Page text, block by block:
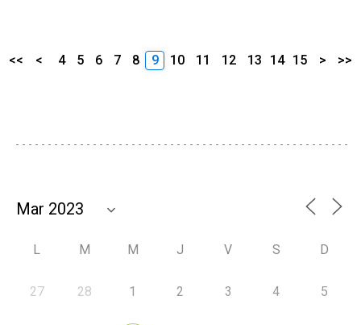
<< < 4 5 6 7 8 9 10 11 12 13 14 15 > >>
L M M J V S D
27 28 1 2 3 4 5